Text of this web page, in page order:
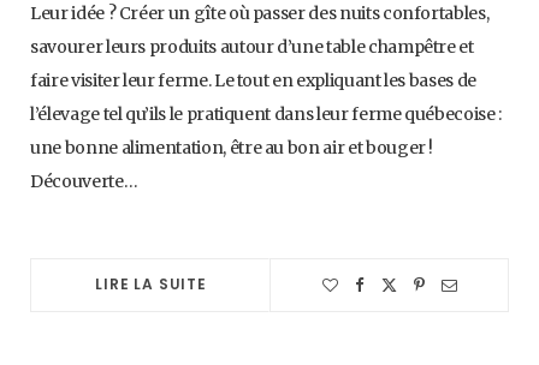
Leur idée ? Créer un gîte où passer des nuits confortables,
savourer leurs produits autour d’une table champêtre et
faire visiter leur ferme. Le tout en expliquant les bases de
l’élevage tel qu’ils le pratiquent dans leur ferme québecoise :
une bonne alimentation, être au bon air et bouger !
Découverte…
LIRE LA SUITE